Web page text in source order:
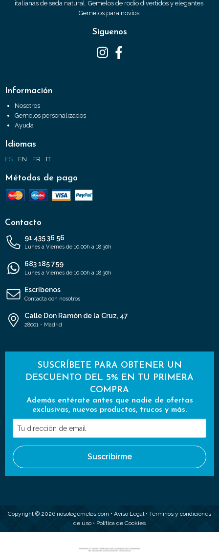
italianas de seda natural. Gemelos de rodio divertidos y elegantes.
Gemelos para novios.
Síguenos
Información
Nosotros
Gemelos personalizados
Ayuda
Idiomas
ES EN FR IT
Métodos de pago
Contacto
91 435 36 56
Lunes a Viernes de 10:00h a 18:30h
683 185 759
Lunes a Viernes de 10:00h a 18:30h
Escríbenos
Contacta con nosotros
Calle Don Ramón de la Cruz, 47
28001 - Madrid
SUSCRÍBETE PARA OBTENER UN
DESCUENTO DEL 5% EN TU PRIMERA
COMPRA
Además entérate antes que nadie de ofertas
exclusivas, nuevos productos, trucos y más.
Tu
dirección
de
email
Suscribirme
Copyright © 2026 nosologemelos.com • Aviso Legal • Términos y condiciones
de uso • Política de Cookies